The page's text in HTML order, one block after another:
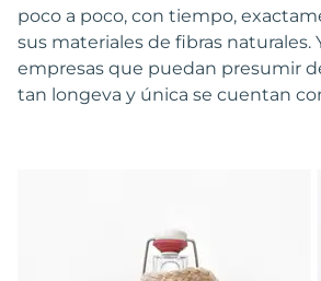
poco a poco, con tiempo,
sus materiales de fibras naturales.
empresas que puedan presumir
tan longeva y única se cuentan